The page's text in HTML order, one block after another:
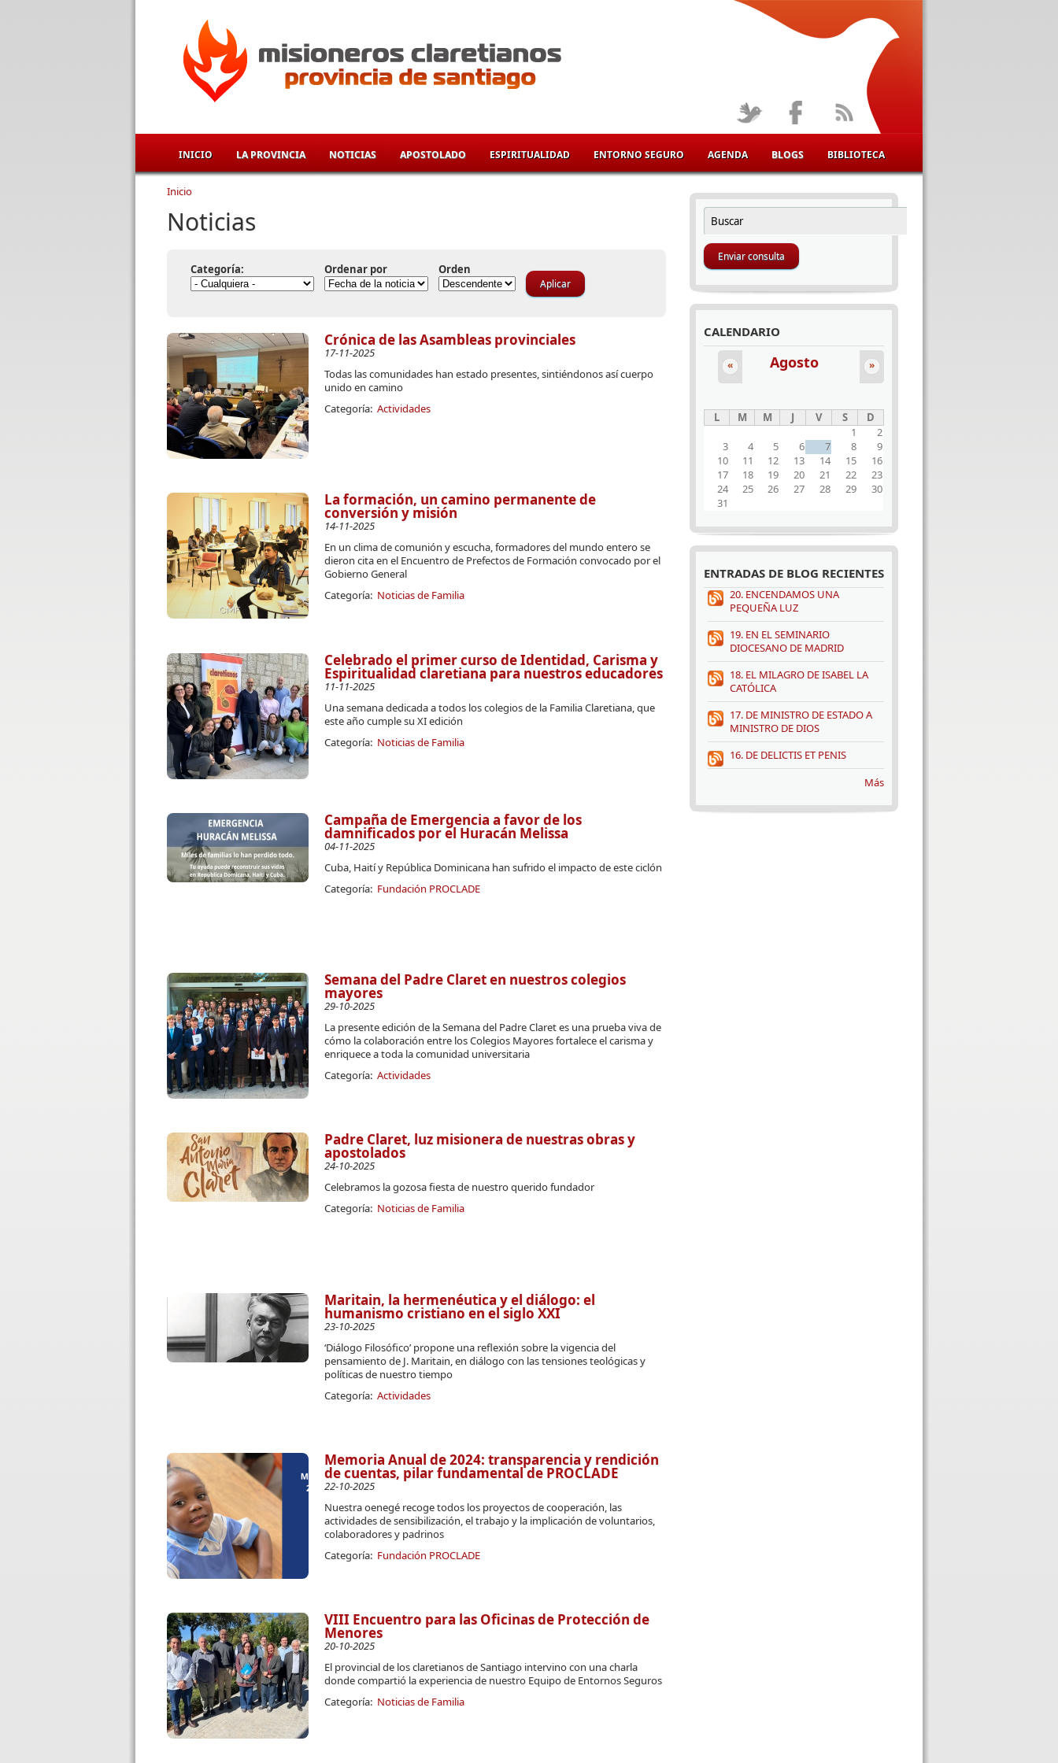
INICIO LA PROVINCIA NOTICIAS APOSTOLADO ESPIRITUALIDAD ENTORNO SEGURO AGENDA BLOGS BIBLIOTECA
Se encuentra usted aquí
Inicio
Noticias
Categoría: Ordenar por Orden
Crónica de las Asambleas provinciales
17-11-2025
Todas las comunidades han estado presentes, sintiéndonos así cuerpo
unido en camino
Categoría: Actividades
La formación, un camino permanente de
conversión y misión
14-11-2025
En un clima de comunión y escucha, formadores del mundo entero se
dieron cita en el Encuentro de Prefectos de Formación convocado por el
Gobierno General
Categoría: Noticias de Familia
Celebrado el primer curso de Identidad, Carisma y
Espiritualidad claretiana para nuestros educadores
11-11-2025
Una semana dedicada a todos los colegios de la Familia Claretiana, que
este año cumple su XI edición
Categoría: Noticias de Familia
Campaña de Emergencia a favor de los
damnificados por el Huracán Melissa
04-11-2025
Cuba, Haití y República Dominicana han sufrido el impacto de este ciclón
Categoría: Fundación PROCLADE
Semana del Padre Claret en nuestros colegios
mayores
29-10-2025
La presente edición de la Semana del Padre Claret es una prueba viva de
cómo la colaboración entre los Colegios Mayores fortalece el carisma y
enriquece a toda la comunidad universitaria
Categoría: Actividades
Padre Claret, luz misionera de nuestras obras y
apostolados
24-10-2025
Celebramos la gozosa fiesta de nuestro querido fundador
Categoría: Noticias de Familia
Maritain, la hermenéutica y el diálogo: el
humanismo cristiano en el siglo XXI
23-10-2025
‘Diálogo Filosófico’ propone una reflexión sobre la vigencia del
pensamiento de J. Maritain, en diálogo con las tensiones teológicas y
políticas de nuestro tiempo
Categoría: Actividades
Memoria Anual de 2024: transparencia y rendición
de cuentas, pilar fundamental de PROCLADE
22-10-2025
Nuestra oenegé recoge todos los proyectos de cooperación, las
actividades de sensibilización, el trabajo y la implicación de voluntarios,
colaboradores y padrinos
Categoría: Fundación PROCLADE
VIII Encuentro para las Oficinas de Protección de
Menores
20-10-2025
El provincial de los claretianos de Santiago intervino con una charla
donde compartió la experiencia de nuestro Equipo de Entornos Seguros
Categoría: Noticias de Familia
FORMULARIO DE BÚSQUEDA
Buscar
CALENDARIO
Agosto
« »
L M M J V S
D
1
2
3
4 5 6 7 8
9
10
11 12 13 14 15
16
17
18 19 20 21 22
23
24
25 26 27 28 29
30
31
ENTRADAS DE BLOG RECIENTES
20. ENCENDAMOS UNA
PEQUEÑA LUZ
19. EN EL SEMINARIO
DIOCESANO DE MADRID
18. EL MILAGRO DE ISABEL LA
CATÓLICA
17. DE MINISTRO DE ESTADO A
MINISTRO DE DIOS
16. DE DELICTIS ET PENIS
Más